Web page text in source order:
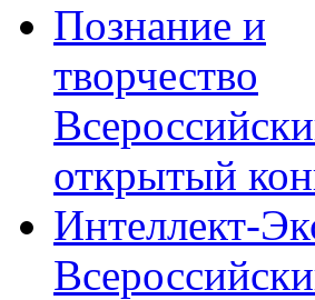
Познание и
творчество
открытый
Интеллект-